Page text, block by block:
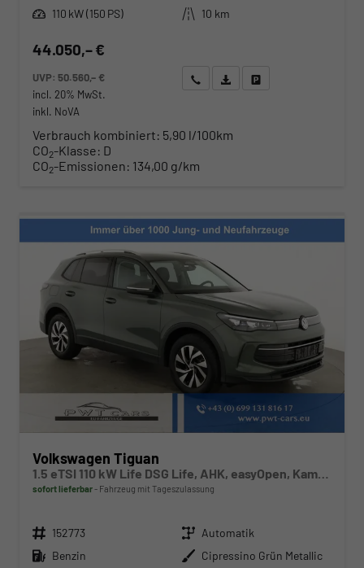
Leistung
110 kW (150 PS) Kilometerstand 10 km
44.050,– €
UVP: 50.560,– €
incl. 20% MwSt.
inkl. NoVA
Wir rufen Sie anAngebot drucken (PDF)
Verbrauch kombiniert: 5,90 l/100km
CO2-Klasse: D
CO2-Emissionen: 134,00 g/km
Volkswagen Tiguan
sofort lieferbar Fahrzeug mit Tageszulassung
Fahrzeugnr. 152773 Getriebe Automatik
Kraftstoff Benzin Außenfarbe Cipressino Grün Metallic